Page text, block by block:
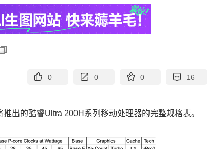
0 0 0 16
出的酷睿Ultra 200H系列移动处理器的完整规格表。